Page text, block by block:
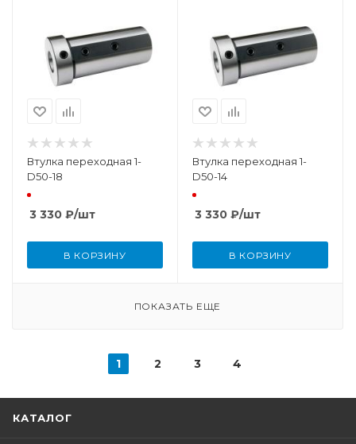
Втулка переходная 1-
D50-18
3 330 ₽/шт
В КОРЗИНУ
Втулка переходная 1-
D50-14
3 330 ₽/шт
В КОРЗИНУ
ПОКАЗАТЬ ЕЩЕ
1 2 3 4
КАТАЛОГ